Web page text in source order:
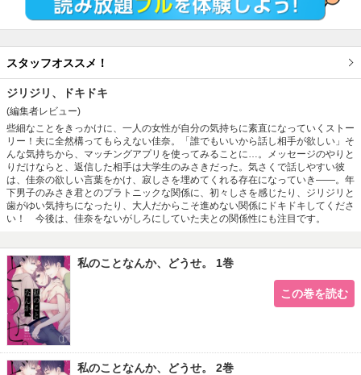
スタッフオススメ！
ジリジリ、ドキドキ
(編集者レビュー)
些細なことをきっかけに、一人の女性が自分の気持ちに素直になっていくストー
リー！夫に全然構ってもらえない佳奈。「誰でもいいから話し相手が欲しい」そ
んな気持ちから、マッチングアプリを使ってみることに…。メッセージのやりと
りだけならと、返信した相手は大学生のみさきだった。気さくで話しやすい彼
は、佳奈の欲しい言葉をかけ、寂しさを埋めてくれる存在になっていき――。年
下男子のみさき君とのプラトニックな関係に、初々しさを感じたり、ジリジリと
歯がゆい気持ちになったり、大人だからこそ進めない関係にドキドキしてくださ
い！ 今後は、佳奈をないがしろにしていた夫との関係性にも注目です。
私のことなんか、どうせ。 1巻
この巻を読む
私のことなんか、どうせ。 2巻